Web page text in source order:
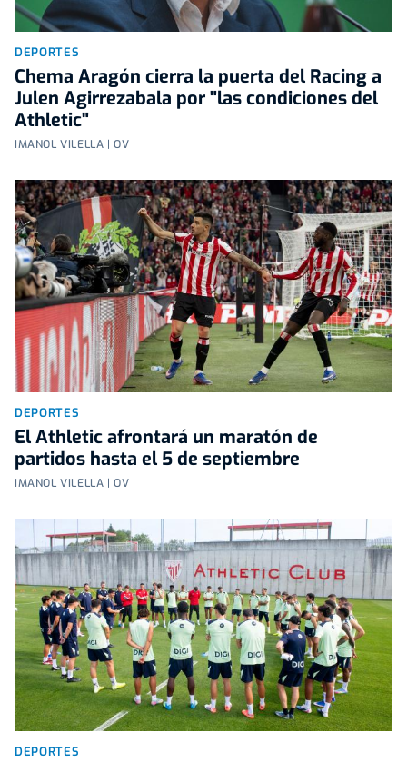
DEPORTES
Chema Aragón cierra la puerta del Racing a
Julen Agirrezabala por "las condiciones del
Athletic"
IMANOL VILELLA | OV
DEPORTES
El Athletic afrontará un maratón de
partidos hasta el 5 de septiembre
IMANOL VILELLA | OV
DEPORTES